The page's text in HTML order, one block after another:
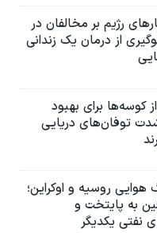
رژیم بر مخالفان در
از درمان یک زندانی
کوسه‌ها برای بهبود
توفان‌های دریایی
روسیه و اوکراین؛
به پایتخت‌ و
نفتی یکدیگر